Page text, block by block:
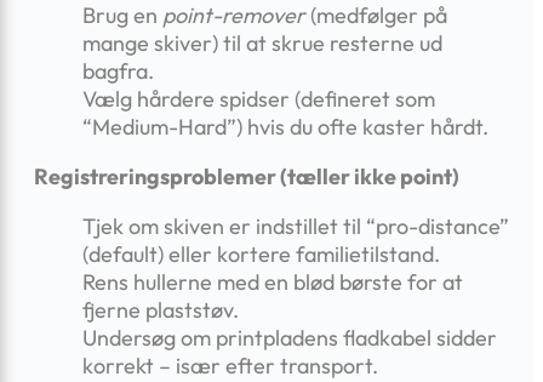
Brug en point-remover(medfølger på
mange skiver) til at skrue resterne ud
bagfra.
Vælg hårdere spidser (defineret som
“Medium-Hard”) hvis du ofte kaster hårdt.
Registrerings­problemer (tæller ikke point)
Tjek om skiven er indstillet til “pro-distance”
(default) eller kortere familie­tilstand.
Rens hullerne med en blød børste for at
fjerne plaststøv.
Undersøg om printpladens fladkabel sidder
korrekt – især efter transport.